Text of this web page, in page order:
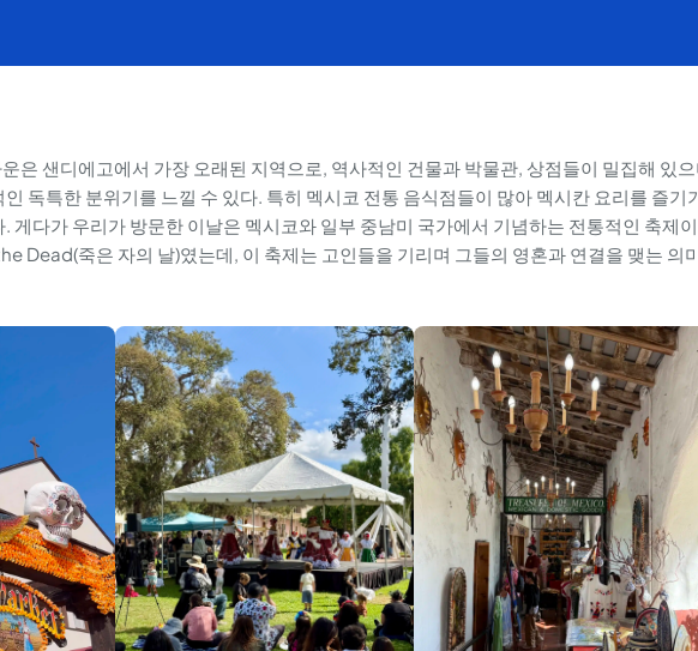
은 샌디에고에서 가장 오래된 지역으로, 역사적인 건물과 박물관, 상점들이 밀집해 있
독특한 분위기를 느낄 수 있다. 특히 멕시코 전통 음식점들이 많아 멕시칸 요리를 즐기
게다가 우리가 방문한 이날은 멕시코와 일부 중남미 국가에서 기념하는 전통적인 축제이
Dead(죽은 자의 날)였는데, 이 축제는 고인들을 기리며 그들의 영혼과 연결을 맺는 의